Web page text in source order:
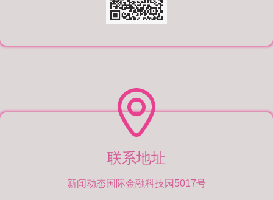
联系地址
新闻动态国际金融科技园5017号